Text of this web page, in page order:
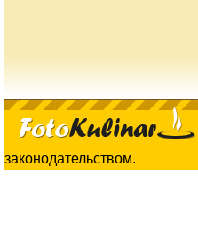
законодательством.